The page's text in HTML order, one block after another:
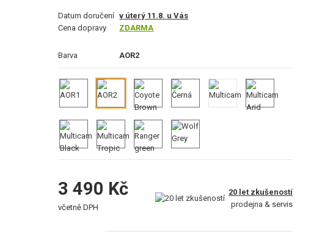
Datum doručení v úterý 11.8. u Vás
Cena dopravy
ZDARMA
Barva AOR2
3 490 Kč
včetně DPH
20 let zkušeností
prodejna & servis